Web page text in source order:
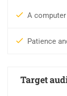
A
Patience
Target